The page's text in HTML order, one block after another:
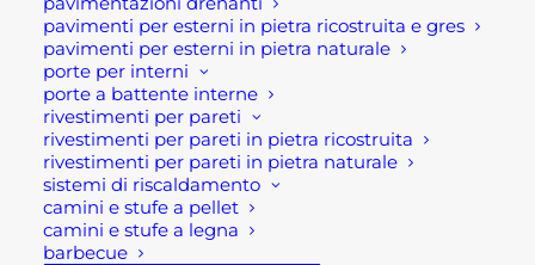
pavimenti per esterni in pietra ricostruita e gres
pavimenti per esterni in pietra naturale
porte per interni
porte a battente interne
rivestimenti per pareti
rivestimenti per pareti in pietra ricostruita
rivestimenti per pareti in pietra naturale
sistemi di riscaldamento
camini e stufe a pellet
camini e stufe a legna
barbecue
Ogni sistema è supportato e garantito da uno
scrupoloso studio di progettazione effettuato
dall’apposito ufficio tecnico esclusivamente
dedicato e dal rilascio della documentazione
completa conseguente l’intervento.
Per maggiori informazioni